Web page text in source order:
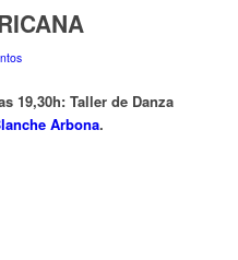
19,30h: Taller de Danza
Arbona.